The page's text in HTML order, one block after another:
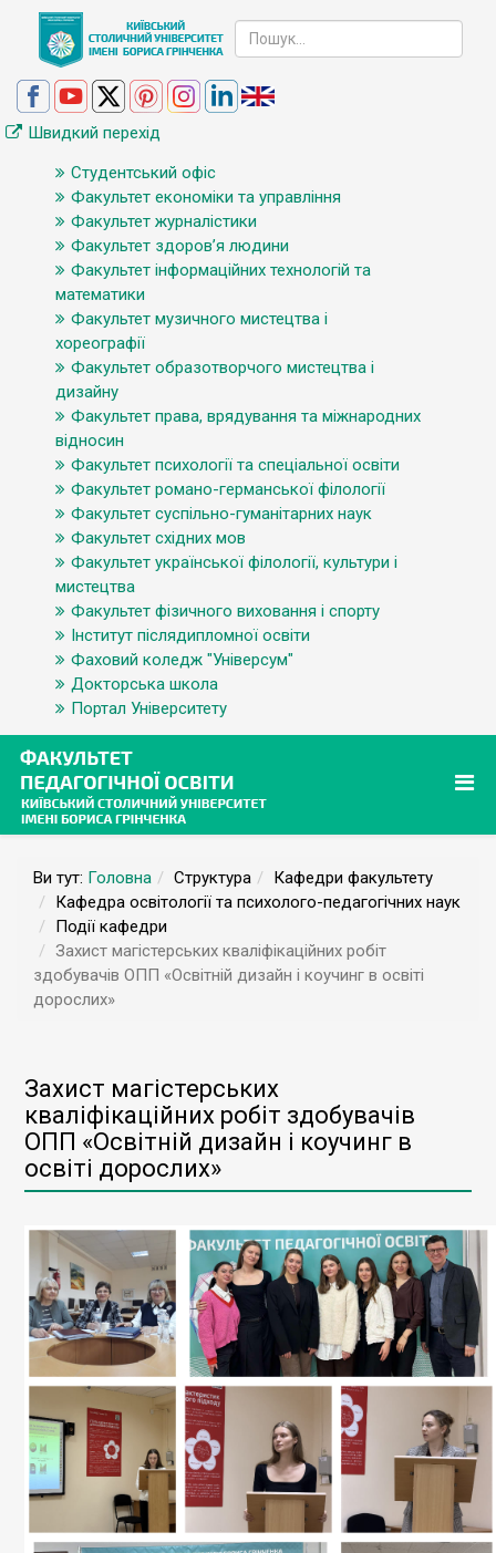
Швидкий перехід
Студентський офіс
Факультет економіки та управління
Факультет журналістики
Факультет здоров’я людини
Факультет інформаційних технологій та
математики
Факультет музичного мистецтва і
хореографії
Факультет образотворчого мистецтва і
дизайну
Факультет права, врядування та міжнародних
відносин
Факультет психології та спеціальної освіти
Факультет романо-германської філології
Факультет суспільно-гуманітарних наук
Факультет східних мов
Факультет української філології, культури і
мистецтва
Факультет фізичного виховання і спорту
Інститут післядипломної освіти
Фаховий коледж "Універсум"
Докторська школа
Портал Університету
Ви тут: Головна Структура
Кафедри факультету
Кафедра освітології та психолого-педагогічних наук
Події кафедри
Захист магістерських кваліфікаційних робіт
здобувачів ОПП «Освітній дизайн і коучинг в освіті
дорослих»
Захист магістерських
кваліфікаційних робіт здобувачів
ОПП «Освітній дизайн і коучинг в
освіті дорослих»